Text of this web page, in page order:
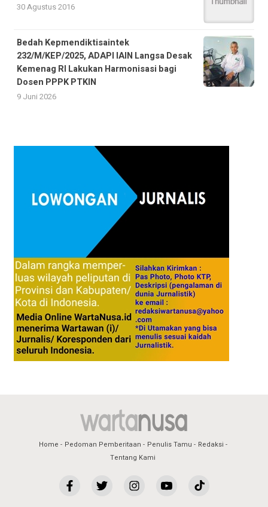
30 Agustus 2016
Bedah Kepmendiktisaintek
232/M/KEP/2025, ADAPI IAIN Langsa Desak
Kemenag RI Lakukan Harmonisasi bagi
Dosen PPPK PTKIN
9 Juni 2026
Home Pedoman Pemberitaan Penulis Tamu
Redaksi
Tentang Kami